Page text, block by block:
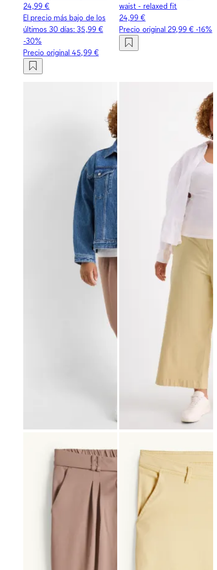
24,99 €
El precio más bajo de los
últimos 30 días:35,99 €
-30%
Precio original 45,99 €
waist - relaxed fit
24,99 €
Precio original 29,99 €-16%